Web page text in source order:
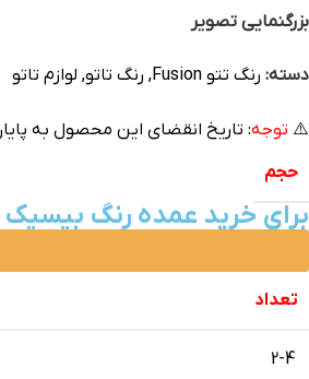
بزرگنمایی تصویر
دسته: رنگ تتو Fusion , رنگ تاتو, لوازم تاتو
⚠️ توجه: تاریخ انقضای این محصول به
حجم
برای خرید عمده رنگ بیسیک
تعداد
2-4